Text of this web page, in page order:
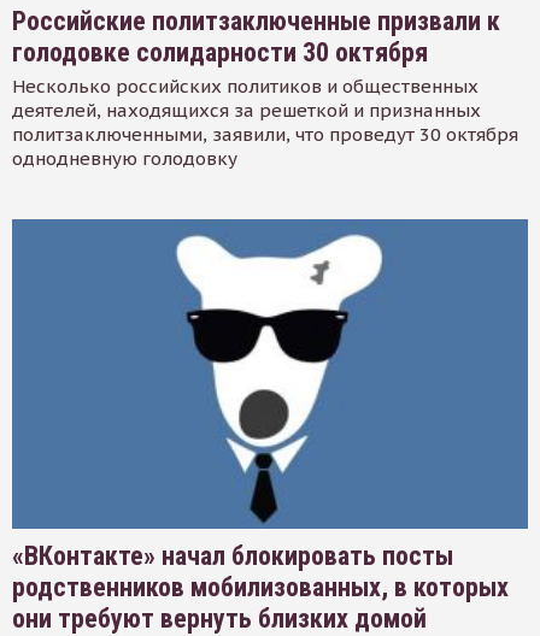
Российские политзаключенные призвали к
голодовке солидарности 30 октября
Несколько российских политиков и общественных
деятелей, находящихся за решеткой и признанных
политзаключенными, заявили, что проведут 30 октября
однодневную голодовку
«ВКонтакте» начал блокировать посты
родственников мобилизованных, в которых
они требуют вернуть близких домой